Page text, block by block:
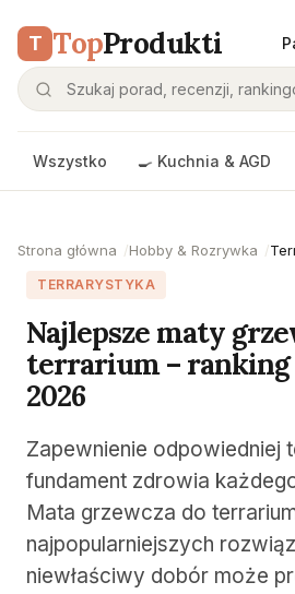
T TopProdukti
Wszystko 🍳 Kuchnia & AGD
Strona główna Hobby & Rozrywka
TERRARYSTYKA
Najlepsze maty
terrarium –
2026
Zapewnienie odpowiedniej
fundament zdrowia
Mata grzewcza do
najpopularniejszych
niewłaściwy dobór może